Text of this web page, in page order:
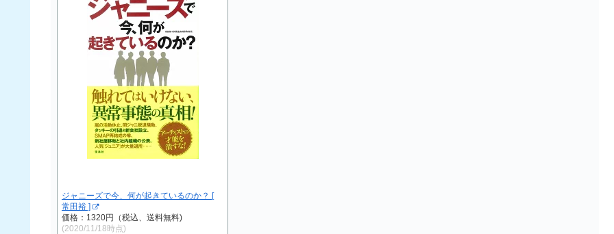
ジャニーズで今、何が起きているのか？ [
常田裕 ]
価格：1320円（税込、送料無料)
(2020/11/18時点)